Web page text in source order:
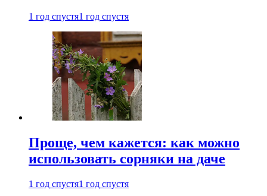
1 год спустя1 год спустя
Проще, чем кажется: как можно
использовать сорняки на даче
1 год спустя1 год спустя